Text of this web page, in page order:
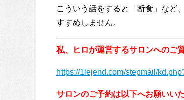
こういう話をすると「断食」など
すすめしません。
私、ヒロが運営するサロンへのご
https://1lejend.com/stepmail/
サロンのご予約は以下へお願いい